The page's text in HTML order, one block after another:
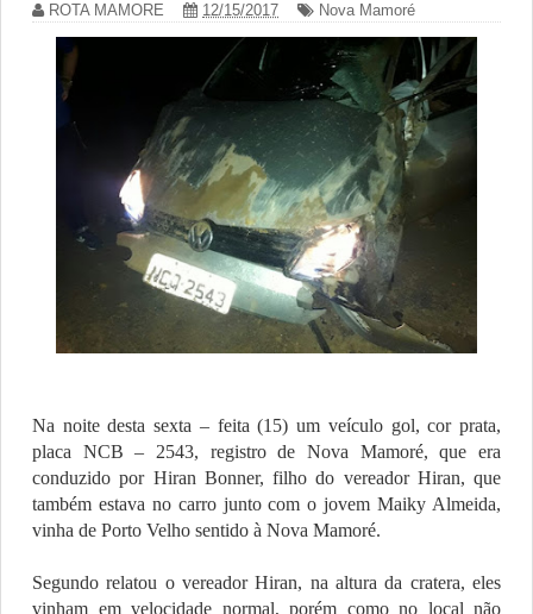
ROTA MAMORE 12/15/2017 Nova Mamoré
Na noite desta sexta – feita (15) um veículo gol, cor prata,
placa NCB – 2543, registro de Nova Mamoré, que era
conduzido por Hiran Bonner, filho do vereador Hiran, que
também estava no carro junto com o jovem Maiky Almeida,
vinha de Porto Velho sentido à Nova Mamoré.
Segundo relatou o vereador Hiran, na altura da cratera, eles
vinham em velocidade normal, porém como no local não